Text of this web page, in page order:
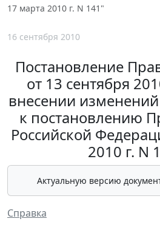
17 марта 2010 г. N 141"
16 сентября 2010
Постановление
от 13 сентября
внесении
к постановлению
Российской
2010 г. N
Актуальную версию
Справка